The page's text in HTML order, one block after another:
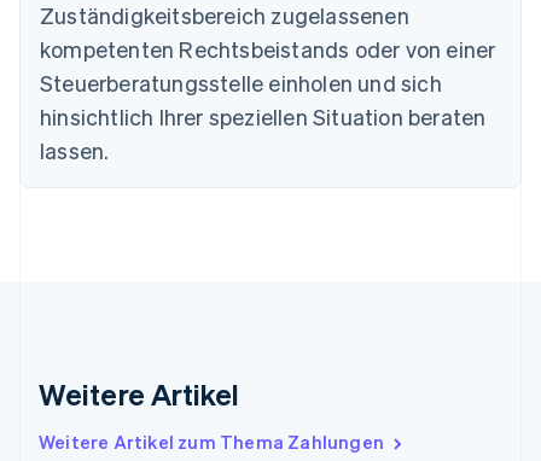
Zuständigkeitsbereich zugelassenen
kompetenten Rechtsbeistands oder von einer
Steuerberatungsstelle einholen und sich
hinsichtlich Ihrer speziellen Situation beraten
lassen.
Weitere Artikel
Weitere Artikel zum Thema Zahlungen
Deutschland
DeutschEnglish
Estland
English
Festlandchina
简体中文
EnglishSvenska
English
English